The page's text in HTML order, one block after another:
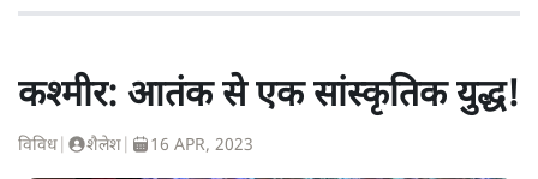
कश्मीर: आतंक से एक सांस्कृतिक युद्ध!
विविध शैलेश 16 APR, 2023